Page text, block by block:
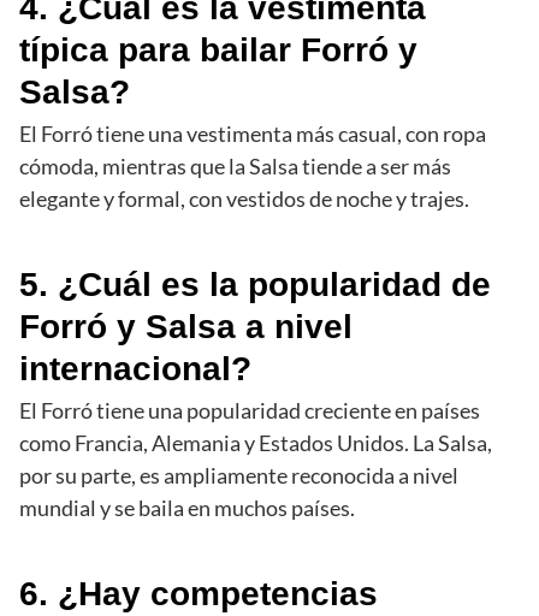
4. ¿Cuál es la vestimenta
típica para bailar Forró y
Salsa?
El Forró tiene una vestimenta más casual, con ropa
cómoda, mientras que la Salsa tiende a ser más
elegante y formal, con vestidos de noche y trajes.
5. ¿Cuál es la popularidad de
Forró y Salsa a nivel
internacional?
El Forró tiene una popularidad creciente en países
como Francia, Alemania y Estados Unidos. La Salsa,
por su parte, es ampliamente reconocida a nivel
mundial y se baila en muchos países.
6. ¿Hay competencias